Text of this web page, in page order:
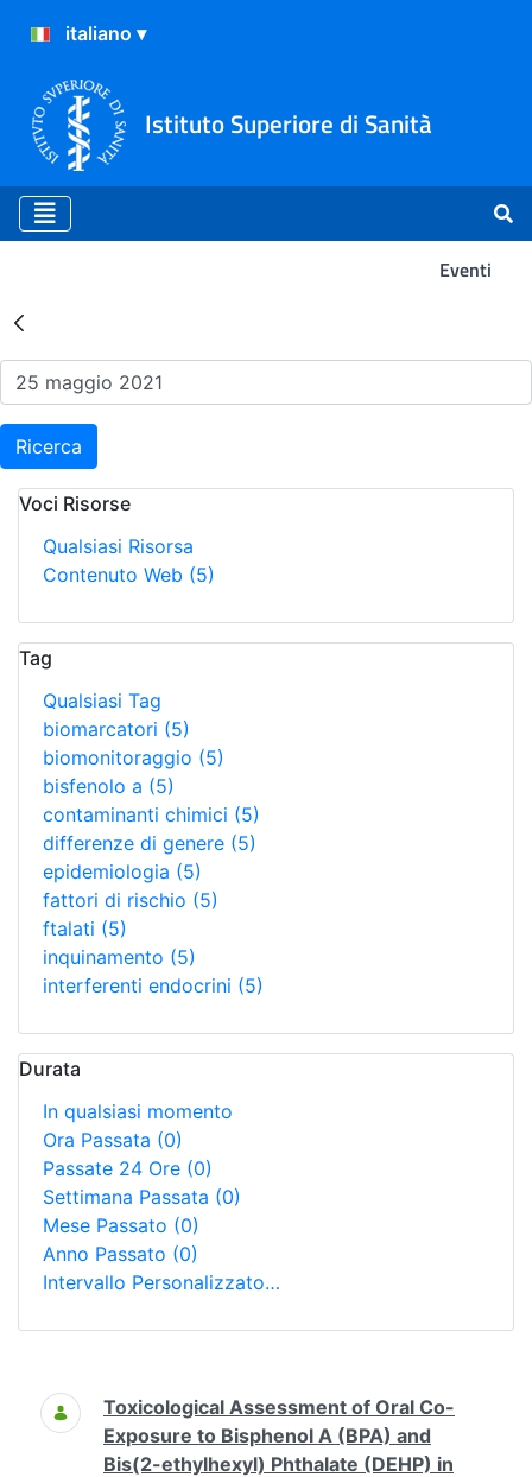
Istituto Superiore di Sanità
Eventi
Risultati della Ricerca -
Ricerca
Voci Risorse
Qualsiasi Risorsa
Contenuto Web (5)
Tag
Qualsiasi Tag
biomarcatori (5)
biomonitoraggio (5)
bisfenolo a (5)
contaminanti chimici (5)
differenze di genere (5)
epidemiologia (5)
fattori di rischio (5)
ftalati (5)
inquinamento (5)
interferenti endocrini (5)
Durata
In qualsiasi momento
Ora Passata (0)
Passate 24 Ore (0)
Settimana Passata (0)
Mese Passato (0)
Anno Passato (0)
Intervallo Personalizzato…
Ricerca
Toxicological Assessment of Oral Co-
Exposure to Bisphenol A (BPA) and
Bis(2-ethylhexyl) Phthalate (DEHP) in